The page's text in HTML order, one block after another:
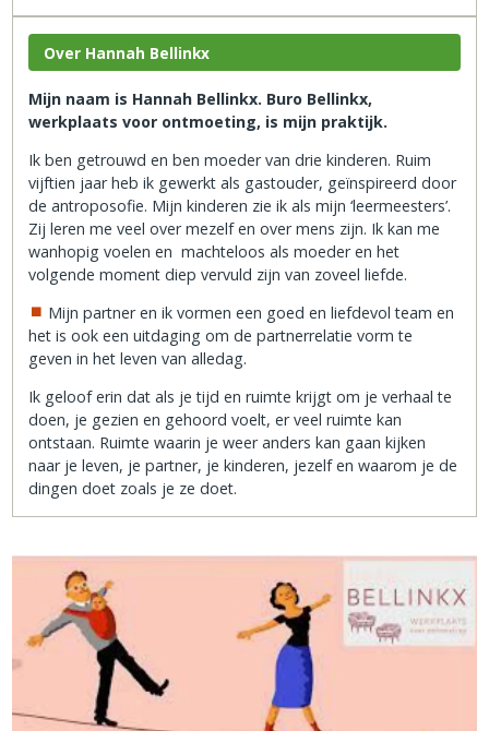
Over Hannah Bellinkx
Mijn naam is Hannah Bellinkx. Buro Bellinkx,
werkplaats voor ontmoeting, is mijn praktijk.
Ik ben getrouwd en ben moeder van drie kinderen. Ruim
vijftien jaar heb ik gewerkt als gastouder, geïnspireerd door
de antroposofie. Mijn kinderen zie ik als mijn ‘leermeesters’.
Zij leren me veel over mezelf en over mens zijn. Ik kan me
wanhopig voelen en machteloos als moeder en het
volgende moment diep vervuld zijn van zoveel liefde.
Mijn partner en ik vormen een goed en liefdevol team en
het is ook een uitdaging om de partnerrelatie vorm te
geven in het leven van alledag.
Ik geloof erin dat als je tijd en ruimte krijgt om je verhaal te
doen, je gezien en gehoord voelt, er veel ruimte kan
ontstaan. Ruimte waarin je weer anders kan gaan kijken
naar je leven, je partner, je kinderen, jezelf en waarom je de
dingen doet zoals je ze doet.